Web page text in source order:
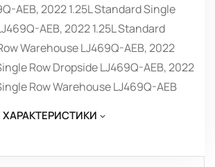
AEB, 2022 1.25L Standard Single
AEB, 2022 1.25L Standard
Warehouse LJ469Q-AEB, 2022
Row Dropside LJ469Q-AEB, 2022
Row Warehouse LJ469Q-AEB